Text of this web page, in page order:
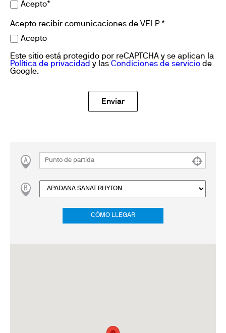
Acepto*
Acepto recibir comunicaciones de VELP *
Acepto
Este sitio está protegido por reCAPTCHA y se aplican la
Política de privacidad y las Condiciones de servicio de
Google.
CÓMO LLEGAR